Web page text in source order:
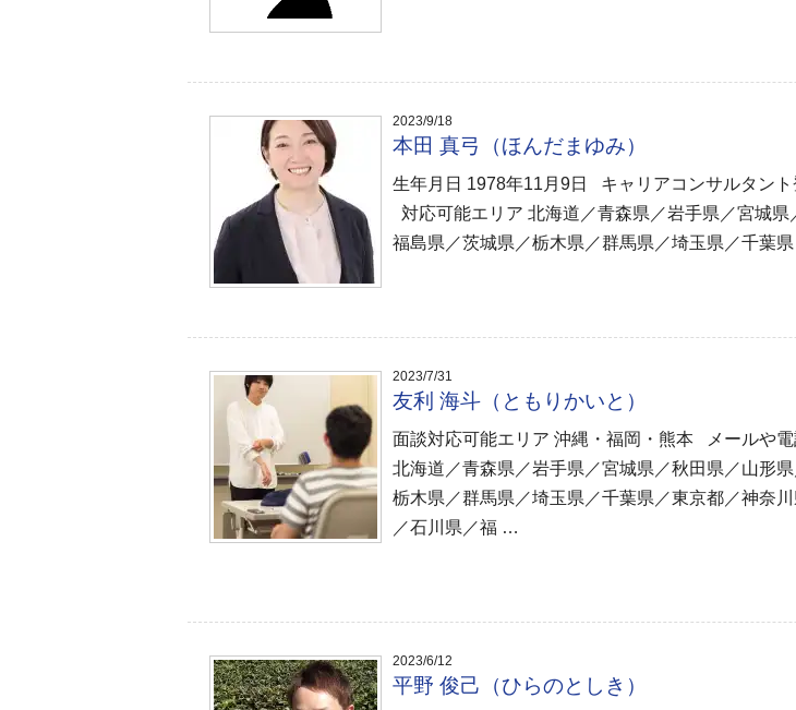
2023/9/18
本田 真弓（ほんだまゆみ）
生年月日 1978年11月9日 キャリアコンサルタン
対応可能エリア 北海道／青森県／岩手県／宮城県
福島県／茨城県／栃木県／群馬県／埼玉県／千葉
2023/7/31
友利 海斗（ともりかいと）
面談対応可能エリア 沖縄・福岡・熊本 メールや
北海道／青森県／岩手県／宮城県／秋田県／山形
栃木県／群馬県／埼玉県／千葉県／東京都／神奈
／石川県／福 …
2023/6/12
平野 俊己（ひらのとしき）